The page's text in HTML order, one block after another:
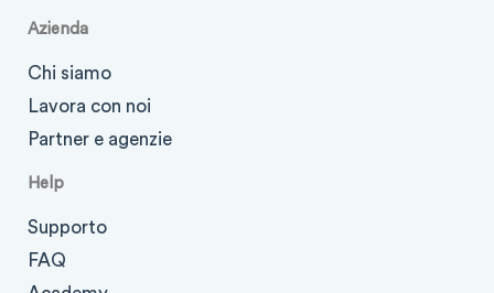
Azienda
Chi siamo
Lavora con noi
Partner e agenzie
Help
Supporto
FAQ